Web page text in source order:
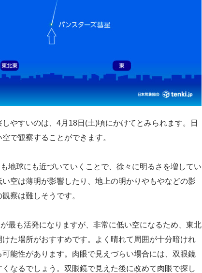
やすいのは、4月18日(土)頃にかけてとみられます。日
で観察することができます。
地球にも近づいていくことで、徐々に明るさを増してい
空は薄明が影響したり、地上の明かりやもやなどの影
察は難しそうです。
最も活発になりますが、非常に低い空になるため、東北
た場所がおすすめです。よく晴れて周囲が十分暗けれ
能性があります。肉眼で見えづらい場合には、双眼鏡
なるでしょう。双眼鏡で見えた後に改めて肉眼で探し